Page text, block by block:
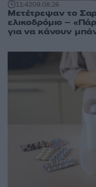
11:4209.08.26
Μετέτρεψαν το
ελικοδρόμιο –
για να κάνουν